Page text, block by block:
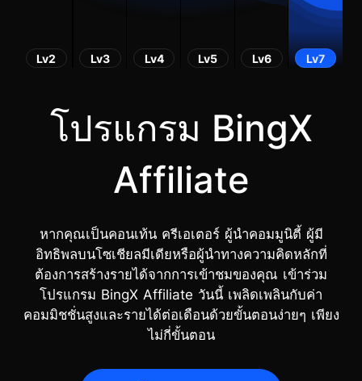
Lv2 Lv3 Lv4 Lv5 Lv6 Lv7
โปรแกรม BingX
Affiliate
หากคุณเป็นคอนเท้น ครีเอเตอร์ ผู้นำคอมมูนิตี้ ผู้มี
อิทธิพลบนโซเชียลมีเดียหรือผู้นำทางความคิดหลักที่
ต้องการสร้างรายได้จากการเข้าชมของคุณ เข้าร่วม
โปรแกรม BingX Affiliate วันนี้ เพลิดเพลินกับค่า
คอมมิชชั่นสูงและรายได้ต่อเดือนด้วยขั้นตอนง่ายๆ เพียง
ไม่กี่ขั้นตอน